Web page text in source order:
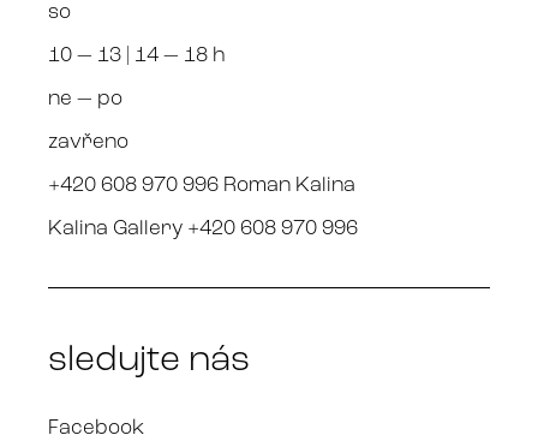
so
10 — 13 | 14 — 18 h
ne — po
zavřeno
+420 608 970 996 Roman Kalina
Kalina Gallery +420 608 970 996
sledujte nás
Facebook